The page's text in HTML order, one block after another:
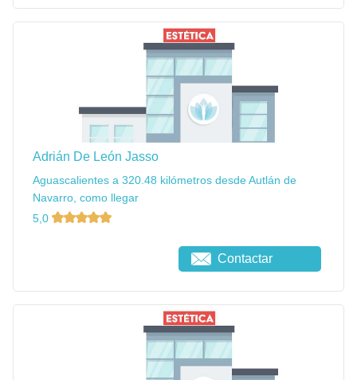
Adrián De León Jasso
Aguascalientes a 320.48 kilómetros desde Autlán de
Navarro, como llegar
5,0
Contactar